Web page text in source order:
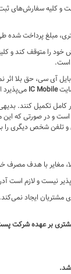
و کلیه
به حساب مشتری واریز خواهد
را متوقف کند
آی سی، حق بلا
IC Mobileمی‌پذیرد
تکمیل کنند.
است و در صورتی که
تلفن شخص دیگری
مغایر با هدف
نیست و لازم است
ایجاد